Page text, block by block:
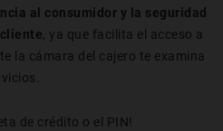
al consumidor y la seguridad
, ya que facilita el acceso a
la cámara del cajero te examina
de crédito o el PIN!